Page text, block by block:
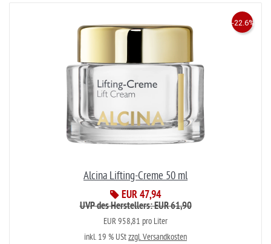
Alcina Lifting-Creme 50 ml
EUR 47,94
-22.6%
UVP des Herstellers: EUR 61,90
EUR 958,81 pro Liter
inkl. 19 % UStzzgl. Versandkosten